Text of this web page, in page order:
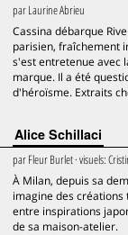
parLaurine Abrieu
Cassina débarque
parisien, fraîchement
s'est entretenue avec
marque. Il a été
d'héroïsme. Extraits
Alice Schillaci
parFleur Burlet· visuels:
À Milan, depuis sa
imagine des
entre inspirations
de sa maison-atelier.